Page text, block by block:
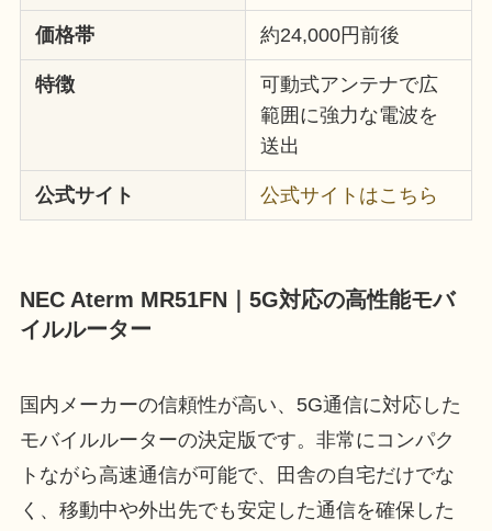
価格帯 約24,000円前後
特徴
可動式アンテナで広
範囲に強力な電波を
送出
公式サイト 公式サイトはこちら
NEC Aterm MR51FN｜5G対応の高性能モバ
イルルーター
国内メーカーの信頼性が高い、5G通信に対応した
モバイルルーターの決定版です。非常にコンパク
トながら高速通信が可能で、田舎の自宅だけでな
く、移動中や外出先でも安定した通信を確保した